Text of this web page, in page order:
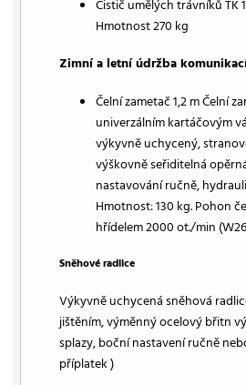
Čistič umělých trávníků TK
Hmotnost 270 kg
Zimní a letní údržba
Čelní zametač 1,2 m Čelní
univerzálním kartáčovým
výkyvně uchycený,
výškovně seřiditelná
nastavování ručně,
Hmotnost: 130 kg. Pohon
hřídelem 2000 ot./min
Sněhové radlice
Výkyvně uchycená sněhová
jištěním, výměnný ocelový břitn
splazy, boční nastavení ručně
příplatek )